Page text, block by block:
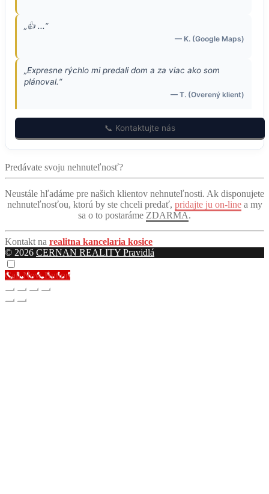
„👍 ...“
— K. (Google Maps)
„Expresne rýchlo mi predali dom a za viac ako som
plánoval.“
— T. (Overený klient)
„Predávajú mi 2 byty v Košiciach, nakoľko ja na to
nemám čas. Veľká vďaka.“
— S. (Overený klient)
ich služby. Odporúčam.“
— J. (Overený klient)
„Aj mne predali byt a nemal som problém. Všetko vybavili
za mňa, nemal som žiadne starosti.“
📞 Kontaktujte nás
Predávate svoju nehnuteľnosť?
Neustále hľadáme pre našich klientov nehnuteľnosti. Ak disponujete
nehnuteľnosťou, ktorú by ste chceli predať, pridajte ju on-linea my
sa o to postaráme ZDARMA.
Kontakt na realitna kancelaria kosice
© 2026 CERNAN REALITY Pravidlá
Call Now Button